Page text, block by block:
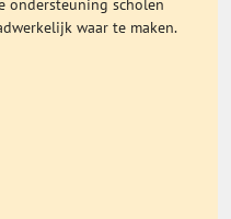
ondersteuning scholen
waar te maken.